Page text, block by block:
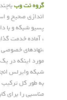
گروه نت وب
اندازی صحیح و
پسیو شبکه و با
، آماده خدمت
،نهادهای
مورد اینکه در
شبکه وایرلس
به طور کل
مناسبی را برای